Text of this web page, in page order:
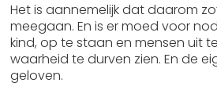
Het is aannemelijk dat daarom
meegaan. En is er moed voor
kind, op te staan en mensen uit
waarheid te durven zien. En de
geloven.